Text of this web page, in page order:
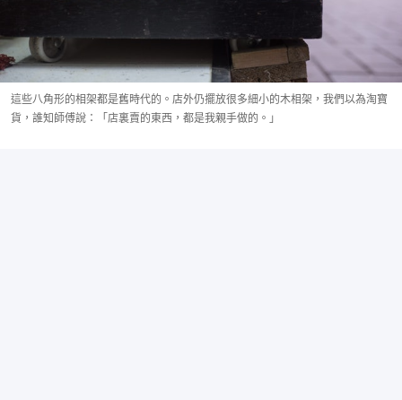
這些八角形的相架都是舊時代的。店外仍擺放很多細小的木相架，我們以為淘寶
貨，誰知師傅說：「店裏賣的東西，都是我親手做的。」